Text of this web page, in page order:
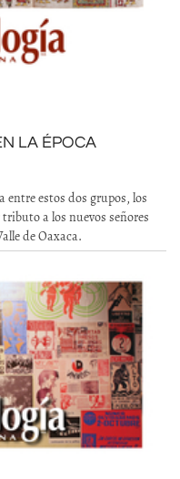
LA ÉPOCA
entre estos dos grupos, los
a los nuevos señores
de Oaxaca.